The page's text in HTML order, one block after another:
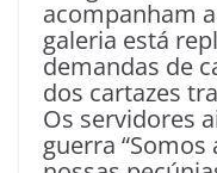
acompanham
galeria está
demandas de
dos cartazes
Os servidores
guerra